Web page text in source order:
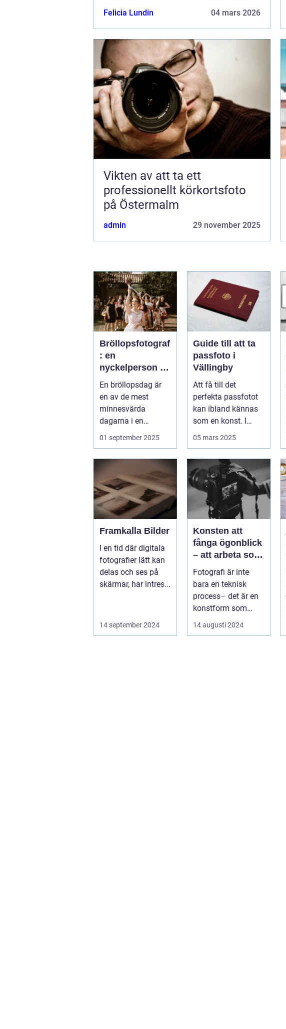
Felicia Lundin 04 mars 2026
Vikten av att ta ett
professionellt körkortsfoto
på Östermalm
admin 29 november 2025
Bröllopsfotograf
: en
nyckelperson i
din
bröllopsberättel
se
En bröllopsdag är
en av de mest
minnesvärda
dagarna i en
människas liv. Det
&aum...
01 september 2025
Guide till att ta
passfoto i
Vällingby
Att få till det
perfekta passfotot
kan ibland kännas
som en konst. I
05 mars 2025
Framkalla Bilder
I en tid där digitala
fotografier lätt kan
delas och ses på
skärmar, har intres...
14 september 2024
Konsten att
fånga ögonblick
– att arbeta som
fotograf i
Norrköping
Fotografi är inte
bara en teknisk
process– det är en
konstform som
fångar tide...
14 augusti 2024